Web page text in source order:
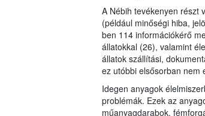
A Nébih tevékenyen részt
(például minőségi hiba,
ben 114 információkérő
állatokkal (26), valamint
állatok szállítási,
ez utóbbi elsősorban nem
Idegen anyagok
problémák. Ezek az
műanyagdarabok,